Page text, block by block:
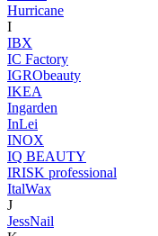
Hurricane
I
IBX
IC Factory
IGRObeauty
IKEA
Ingarden
InLei
INOX
IQ BEAUTY
IRISK professional
ItalWax
J
JessNail